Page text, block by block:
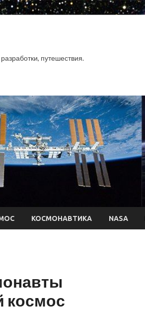
путешествия.
КОСМОНАВТИКА NASA
космос